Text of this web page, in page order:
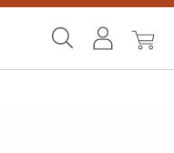
MonMon